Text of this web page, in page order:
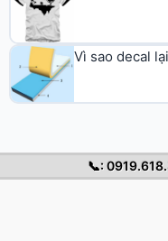
📞:
Vì sao decal